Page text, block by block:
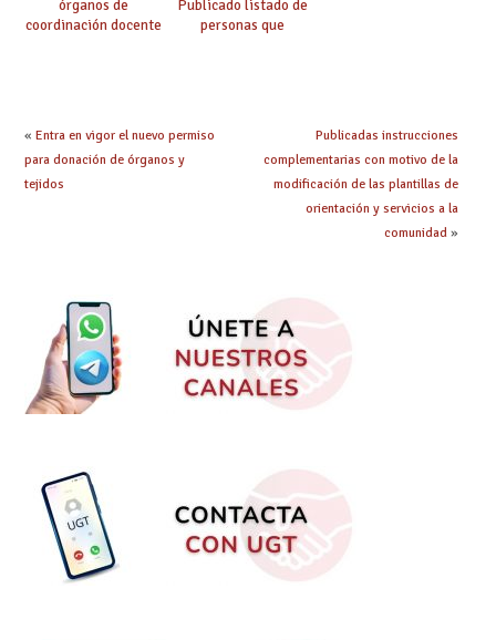
órganos de
coordinación docente
Publicado listado de
personas que
« Entra en vigor el nuevo permiso
para donación de órganos y
tejidos
Publicadas instrucciones
complementarias con motivo de la
modificación de las plantillas de
orientación y servicios a la
comunidad»